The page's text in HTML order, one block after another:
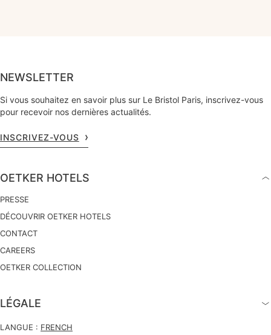
NEWSLETTER
Si vous souhaitez en savoir plus sur Le Bristol Paris, inscrivez-vous
pour recevoir nos dernières actualités.
INSCRIVEZ-VOUS
OETKER HOTELS
PRESSE
DÉCOUVRIR OETKER HOTELS
CONTACT
CAREERS
OETKER COLLECTION
LÉGALE
LANGUE : FRENCH